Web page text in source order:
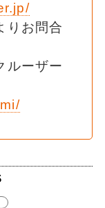
りお問合
ルーザー